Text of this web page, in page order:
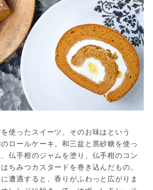
使ったスイーツ、そのお味はという
ロールケーキ。和三盆と黒砂糖を使っ
仏手柑のジャムを塗り、仏手柑のコン
ちみつカスタードを巻き込んだもの。
遭遇すると、香りがふわっと広がりま